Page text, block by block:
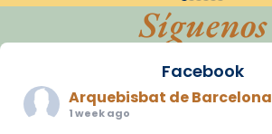
Síguenos
Facebook
Arquebisbat de Barcelona
1 week ago